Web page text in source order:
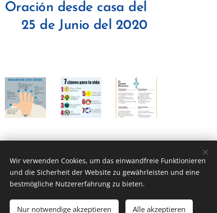
Oración desde casa del
25 de Junio del 2020
© Parroquia San Fernando de Maspalomas. Avda. de Tejeda,
7. - 35100 San Fernando de Maspalomas 928 76 42 41
Creado conWebnode Cookies
Sprachen
Wir verwenden Cookies, um das einwandfreie Funktionieren
und die Sicherheit der Website zu gewährleisten und eine
bestmögliche Nutzererfahrung zu bieten.
Nur notwendige akzeptieren Alle akzeptieren